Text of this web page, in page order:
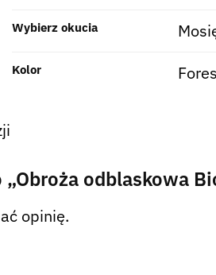
Wybierz okucia
Kolor
odblaskowa
opinię.